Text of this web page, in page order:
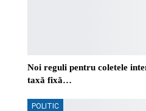
Noi reguli pentru coletele
taxă fixă…
POLITIC